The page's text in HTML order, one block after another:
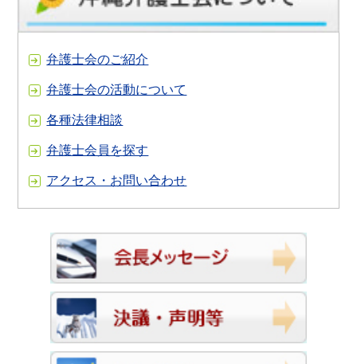
弁護士会のご紹介
弁護士会の活動について
各種法律相談
弁護士会員を探す
アクセス・お問い合わせ